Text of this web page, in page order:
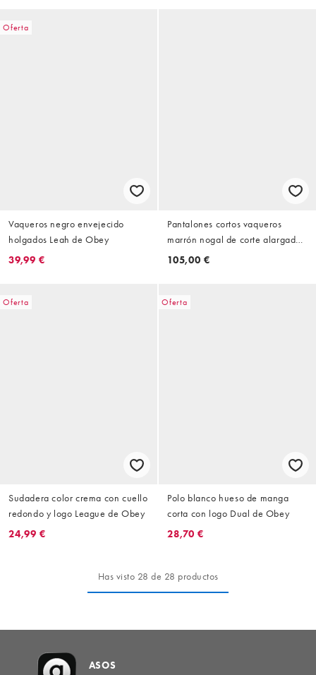
Oferta
Vaqueros negro envejecido
holgados Leah de Obey
39,99 €
Pantalones cortos vaqueros
marrón nogal de corte alargado
Karina de Obey
105,00 €
Oferta
Sudadera color crema con cuello
redondo y logo League de Obey
24,99 €
Oferta
Polo blanco hueso de manga
corta con logo Dual de Obey
28,70 €
Has visto 28 de 28 productos
ASOS